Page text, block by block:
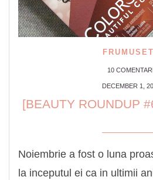
10 COMENTARII
DECEMBER 1,
[BEAUTY ROUNDUP
Noiembrie a fost o luna
la inceputul ei ca in ultimii